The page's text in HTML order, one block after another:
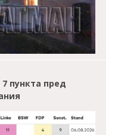
пункта пред